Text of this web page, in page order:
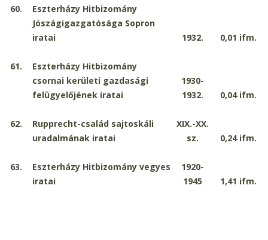
60.
Eszterházy Hitbizomány
Jószágigazgatósága Sopron
iratai
1932. 0,01 ifm.
61.
Eszterházy Hitbizomány
csornai kerületi gazdasági
felügyelőjének iratai
1930-
1932.
0,04 ifm.
62.
Rupprecht-család sajtoskáli
uradalmának iratai
XIX.-XX.
sz.
0,24 ifm.
63.
Eszterházy Hitbizomány vegyes
iratai
1920-
1945
1,41 ifm.